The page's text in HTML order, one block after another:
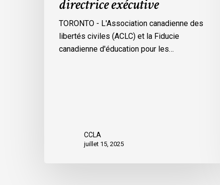
directrice exécutive
TORONTO - L'Association canadienne des
libertés civiles (ACLC) et la Fiducie
canadienne d'éducation pour les…
CCLA
juillet 15, 2025